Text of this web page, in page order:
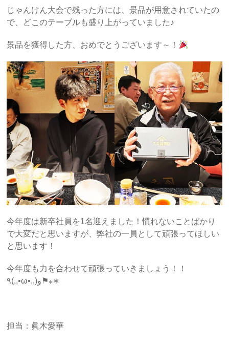
じゃんけん大会で残った方には、景品が用意されていたの
で、どこのテーブルも盛り上がっていました♪
景品を獲得した方、おめでとうございます～！
今年度は新卒社員を1名迎えました！慣れないことばかり
で大変だと思いますが、弊社の一員として頑張ってほしい
と思います！
今年度も力を合わせて頑張っていきましょう！！
٩(,,•ω•,,)و⚑⁎∗
担当：眞木愛華